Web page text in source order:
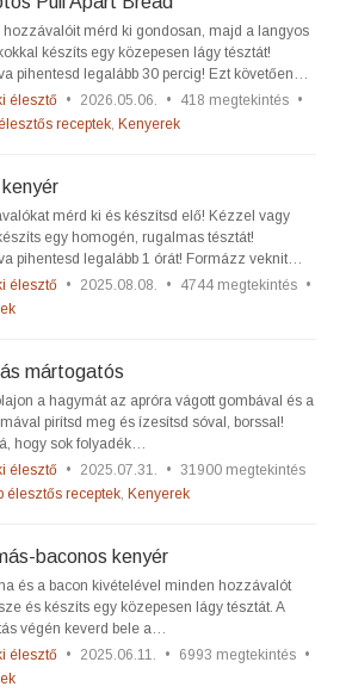
hozzávalóit mérd ki gondosan, majd a langyos
készíts egy közepesen lágy tésztát!
pihentesd legalább 30 percig! Ezt követően…
élesztő • 2026.05.06. • 418 megtekintés •
receptek, Kenyerek
kenyér
mérd ki és készítsd elő! Kézzel vagy
egy homogén, rugalmas tésztát!
pihentesd legalább 1 órát! Formázz veknit…
élesztő • 2025.08.08. • 4744 megtekintés •
mártogatós
a hagymát az apróra vágott gombával és a
pirítsd meg és ízesítsd sóval, borssal!
hogy sok folyadék…
élesztő • 2025.07.31. • 31900 megtekintés
élesztős receptek, Kenyerek
baconos kenyér
és a bacon kivételével minden hozzávalót
és készíts egy közepesen lágy tésztát. A
végén keverd bele a…
élesztő • 2025.06.11. • 6993 megtekintés •